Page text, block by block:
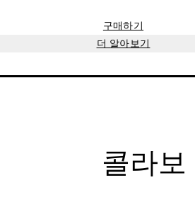
구매하기
더 알아보기
콜라